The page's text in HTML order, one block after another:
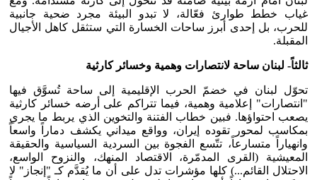
غياب خطط طوارئ فعّالة، لا تبدو البيئة مجرد ضحية جانبية
للحرب، بل إحدى أبرز ساحات الخسارة التي ستثقل كاهل الأجيال
المقبلة.
ثالثاً- لبنان ساحة لانتصارات وهمية وخسائر كارثية
تحوّل لبنان في خضمّ الحرب الإقليمية إلى ساحة تُسوَّق فيها
"انتصارات" إعلامية وهمية، فيما تتراكم على أرضه خسائر كارثية
يصعب احتواؤها. فبين خطاب الفتنة والتخوين الذي يربط ما يجري
بمكاسب لمحور تقوده إيران، وواقع ميداني يكشف دماراً واسعاً
وانهياراً متسارعاً، تتّسع الفجوة بين السردية السياسية والحقيقة
المعيشية (القرى المدمّرة، الاقتصاد المنهك، والنزوح الواسع،
الاحتلال القائم...) كلها مؤشرات تدل على أن ما يُقدَّم كـ "إنجاز" لا